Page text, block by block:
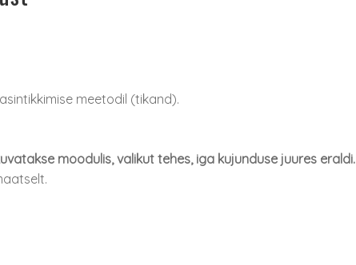
meetodil (tikand).
moodulis, valikut tehes, iga kujunduse juures eraldi.